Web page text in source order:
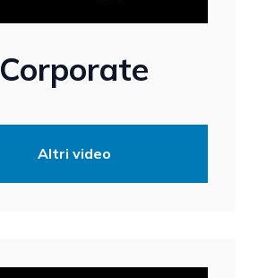
Corporate
Altri video